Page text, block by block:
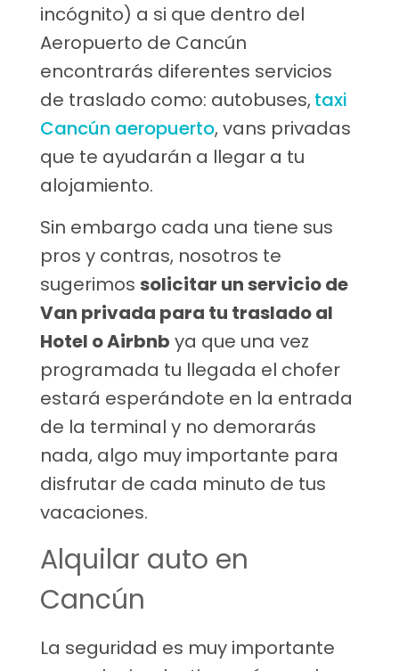
incógnito) a si que dentro del
Aeropuerto de Cancún
encontrarás diferentes servicios
de traslado como: autobuses,taxi
Cancún aeropuerto, vans privadas
que te ayudarán a llegar a tu
alojamiento.
Sin embargo cada una tiene sus
pros y contras, nosotros te
sugerimos solicitar un servicio de
Van privada para tu traslado al
Hotel o Airbnb ya que una vez
programada tu llegada el chofer
estará esperándote en la entrada
de la terminal y no demorarás
nada, algo muy importante para
disfrutar de cada minuto de tus
vacaciones.
Alquilar auto en
Cancún
La seguridad es muy importante